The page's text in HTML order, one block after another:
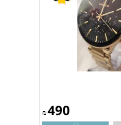
₪490